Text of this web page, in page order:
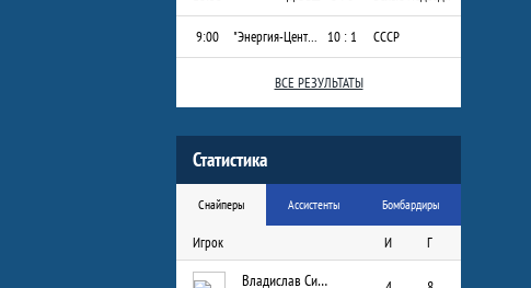
9:00 "Энергия-Центр" 2013-2014 г.р. 10 : 1 СССР
ВСЕ РЕЗУЛЬТАТЫ
Статистика
Снайперы Ассистенты Бомбардиры
Игрок И Г
Владислав Сизых